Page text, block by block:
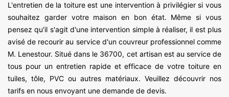
L'entretien de la toiture est une intervention à privilégier si vous
souhaitez garder votre maison en bon état. Même si vous
pensez qu'il s'agit d'une intervention simple à réaliser, il est plus
avisé de recourir au service d'un couvreur professionnel comme
M. Lenestour. Situé dans le 36700, cet artisan est au service de
tous pour un entretien rapide et efficace de votre toiture en
tuiles, tôle, PVC ou autres matériaux. Veuillez découvrir nos
tarifs en nous envoyant une demande de devis.